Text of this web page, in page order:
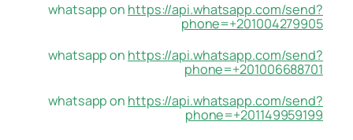
whatsapp on https://api.whatsapp.com/send?
phone=+201004279905
whatsapp on https://api.whatsapp.com/send?
phone=+201006688701
whatsapp on https://api.whatsapp.com/send?
phone=+201149959199